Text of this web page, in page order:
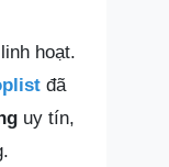
hoạt.
đã
uy tín,